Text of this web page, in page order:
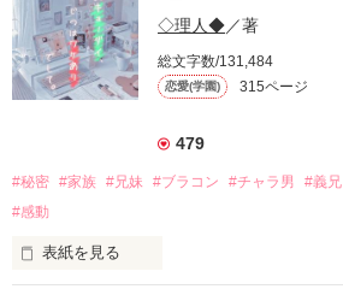
2度と関わってやるものかと、
出会いは最悪だった。
俺が担当する患者になる。
♤キミはひみつの王子様。
─ようこそ、オオカミだらけの男子校へ─
【御堂 頼　×　郡 カンナ】
♢追いかけろ、青。
【友利 洸大　×　早見 彗】
▽Rain shadow─偽りのレヴェル─
拾い物をしてしまったようです。
まさかの真っ裸、
＋
推定年齢:20歳前後、
◇理人◆／著
総文字数/131,484
恋愛(学園) 315ページ
479
#秘密 #家族 #兄妹 #ブラコン #チャラ男 #義兄
#感動
表紙を見る